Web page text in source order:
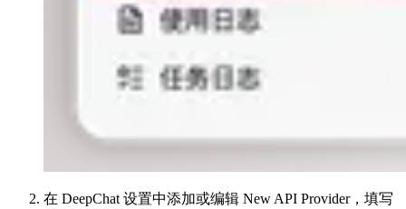
在 DeepChat 设置中添加或编辑 New API Provider，填写